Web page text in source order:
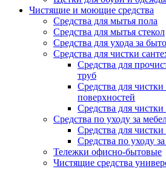
Чистящие и моющие средства
Средства для мытья пола
Средства для мытья стекол
Средства для ухода за
Средства для чистки
Средства для
труб
Средства для
поверхностей
Средства для
Средства по уходу за
Средства для
Средства по уходу
Тележки офисно-бытовые
Чистящие средства